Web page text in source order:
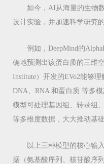
如今，AI从海量的生物
设计实验，并加速科学研究的
例如，DeepMind的
确地预测出该蛋白质的三维
Institute）开发的EVo2能够
DNA、RNA 和蛋白质 等多
模型可处理基因组、转录组
等多维度数据，大大推动基
以上三种模型的核心输
据（氨基酸序列、核苷酸序